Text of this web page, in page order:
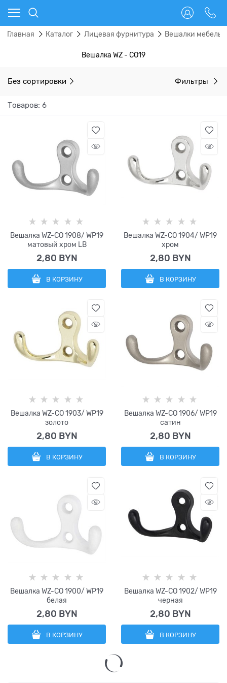
Главная Каталог Лицевая фурнитура Вешалки
Вешалка WZ - CO19
Без сортировки Фильтры
Товаров: 6
Вешалка WZ-CO 1908/ WP19
матовый хром LB
2,80 BYN
В КОРЗИНУ
Вешалка WZ-CO 1904/ WP19
хром
2,80 BYN
В КОРЗИНУ
Вешалка WZ-CO 1903/ WP19
золото
2,80 BYN
В КОРЗИНУ
Вешалка WZ-CO 1906/ WP19
сатин
2,80 BYN
В КОРЗИНУ
Вешалка WZ-CO 1900/ WP19
белая
2,80 BYN
В КОРЗИНУ
Вешалка WZ-CO 1902/ WP19
черная
2,80 BYN
В КОРЗИНУ